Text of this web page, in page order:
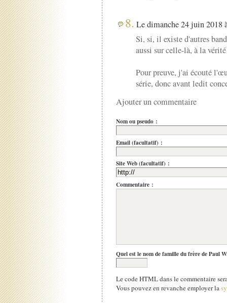
8. Le dimanche 24 juin 2018
Si, si, il existe d'autres
aussi sur celle-là, à la
Pour preuve, j'ai écouté
série, donc avant ledit
Ajouter un commentaire
Nom ou pseudo :
Email (facultatif) :
Site Web (facultatif) :
Commentaire :
Quel est le nom de famille du frère de Paul
Le code HTML dans le commentaire
Vous pouvez en revanche employer la